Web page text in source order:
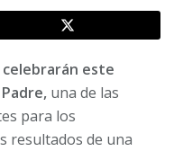
celebrarán este
una de las
para los
resultados de una